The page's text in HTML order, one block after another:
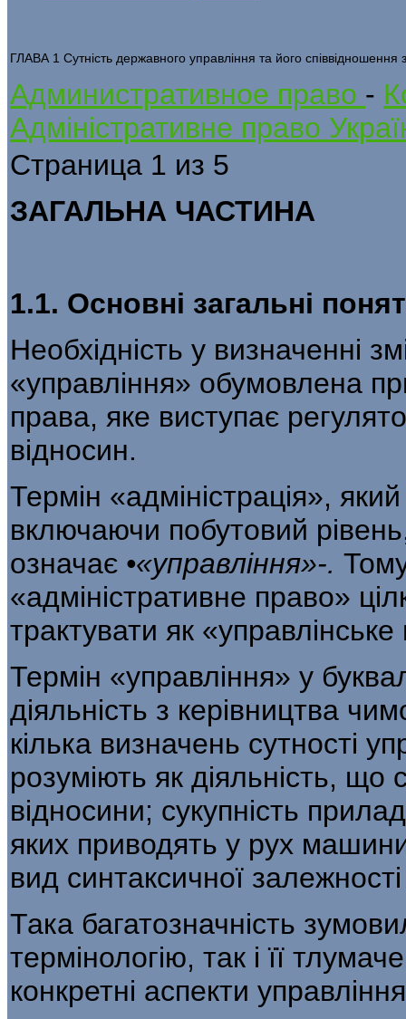
ГЛАВА 1 Сутність державного управління та його
Административное право -
Адміністративне право
Страница 1 из 5
ЗАГАЛЬНА ЧАСТИНА
1.1. Основні загальні
Необхідність у визначенні
«управ­ління» обумовлена
права, яке виступає
відносин.
Термін «адміністрація»,
включаю­чи побутовий
означає •«управління»-.
«адміністративне право»
трактувати як
Термін «управління» у
діяльність з ке­рівництва
кілька визначень сутності
розуміють як діяльність, що
відносини; сукупність
яких приводять у рух
вид синтаксичної
Така багатозначність
терміно­логію, так і її
конкретні аспекти